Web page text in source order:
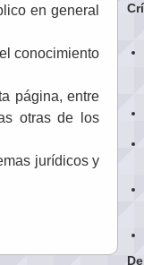
en general
conocimiento
página, entre
otras de los
jurídicos y